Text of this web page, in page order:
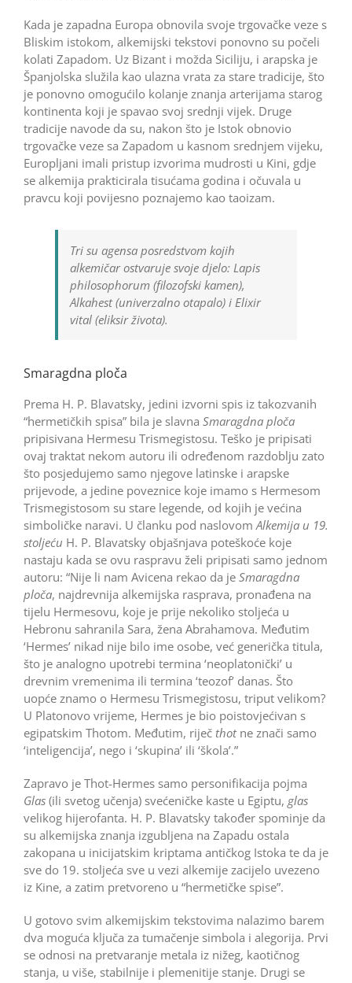
Kada je zapadna Europa obnovila svoje trgovačke veze s
Bliskim istokom, alkemijski tekstovi ponovno su počeli
kolati Zapadom. Uz Bizant i možda Siciliju, i arapska je
Španjolska služila kao ulazna vrata za stare tradicije, što
je ponovno omogućilo kolanje znanja arterijama starog
kontinenta koji je spavao svoj srednji vijek. Druge
tradicije navode da su, nakon što je Istok obnovio
trgovačke veze sa Zapadom u kasnom srednjem vijeku,
Europljani imali pristup izvorima mudrosti u Kini, gdje
se alkemija prakticirala tisućama godina i očuvala u
pravcu koji povijesno poznajemo kao taoizam.
Tri su agensa posredstvom kojih
alkemičar ostvaruje svoje djelo: Lapis
philosophorum (filozofski kamen),
Alkahest (univerzalno otapalo) i Elixir
vital (eliksir života).
Smaragdna ploča
Prema H. P. Blavatsky, jedini izvorni spis iz takozvanih
“hermetičkih spisa” bila je slavna Smaragdna ploča
pripisivana Hermesu Trismegistosu. Teško je pripisati
ovaj traktat nekom autoru ili određenom razdoblju zato
što posjedujemo samo njegove latinske i arapske
prijevode, a jedine poveznice koje imamo s Hermesom
Trismegistosom su stare legende, od kojih je većina
simboličke naravi. U članku pod naslovom Alkemija u 19.
stoljeću H. P. Blavatsky objašnjava poteškoće koje
nastaju kada se ovu raspravu želi pripisati samo jednom
autoru: “Nije li nam Avicena rekao da je Smaragdna
ploča, najdrevnija alkemijska rasprava, pronađena na
tijelu Hermesovu, koje je prije nekoliko stoljeća u
Hebronu sahranila Sara, žena Abrahamova. Međutim
‘Hermes’ nikad nije bilo ime osobe, već generička titula,
što je analogno upotrebi termina ‘neoplatonički’ u
drevnim vremenima ili termina ‘teozof’ danas. Što
uopće znamo o Hermesu Trismegistosu, triput velikom?
U Platonovo vrijeme, Hermes je bio poistovjećivan s
egipatskim Thotom. Međutim, riječ thotne znači samo
‘inteligencija’, nego i ‘skupina’ ili ‘škola’.”
Zapravo je Thot-Hermes samo personifikacija pojma
Glas (ili svetog učenja) svećeničke kaste u Egiptu, glas
velikog hijerofanta. H. P. Blavatsky također spominje da
su alkemijska znanja izgubljena na Zapadu ostala
zakopana u inicijatskim kriptama antičkog Istoka te da je
sve do 19. stoljeća sve u vezi alkemije zacijelo uvezeno
iz Kine, a zatim pretvoreno u “hermetičke spise”.
U gotovo svim alkemijskim tekstovima nalazimo barem
dva moguća ključa za tumačenje simbola i alegorija. Prvi
se odnosi na pretvaranje metala iz nižeg, kaotičnog
stanja, u više, stabilnije i plemenitije stanje. Drugi se